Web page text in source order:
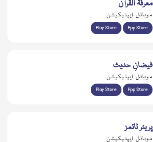
معرفۃ القرآن
موبائل ایپلیکیشن
Play Store App Store
فیضانِ حدیث
موبائل ایپلیکیشن
Play Store App Store
پریئر ٹائمز
موبائل ایپلیکیشن